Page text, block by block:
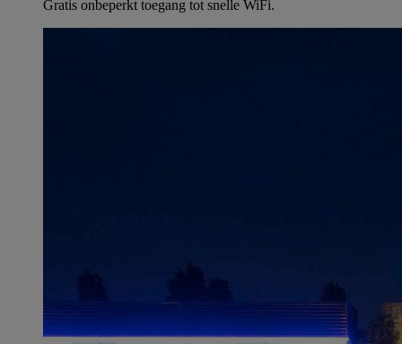
Gratis onbeperkt toegang tot snelle WiFi.